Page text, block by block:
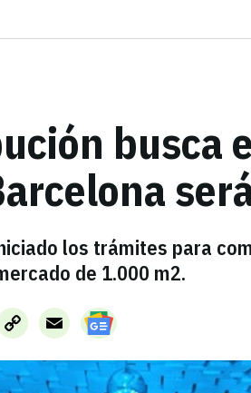
busca
los trámites para
de 1.000 m2.
Copy
Link
Email